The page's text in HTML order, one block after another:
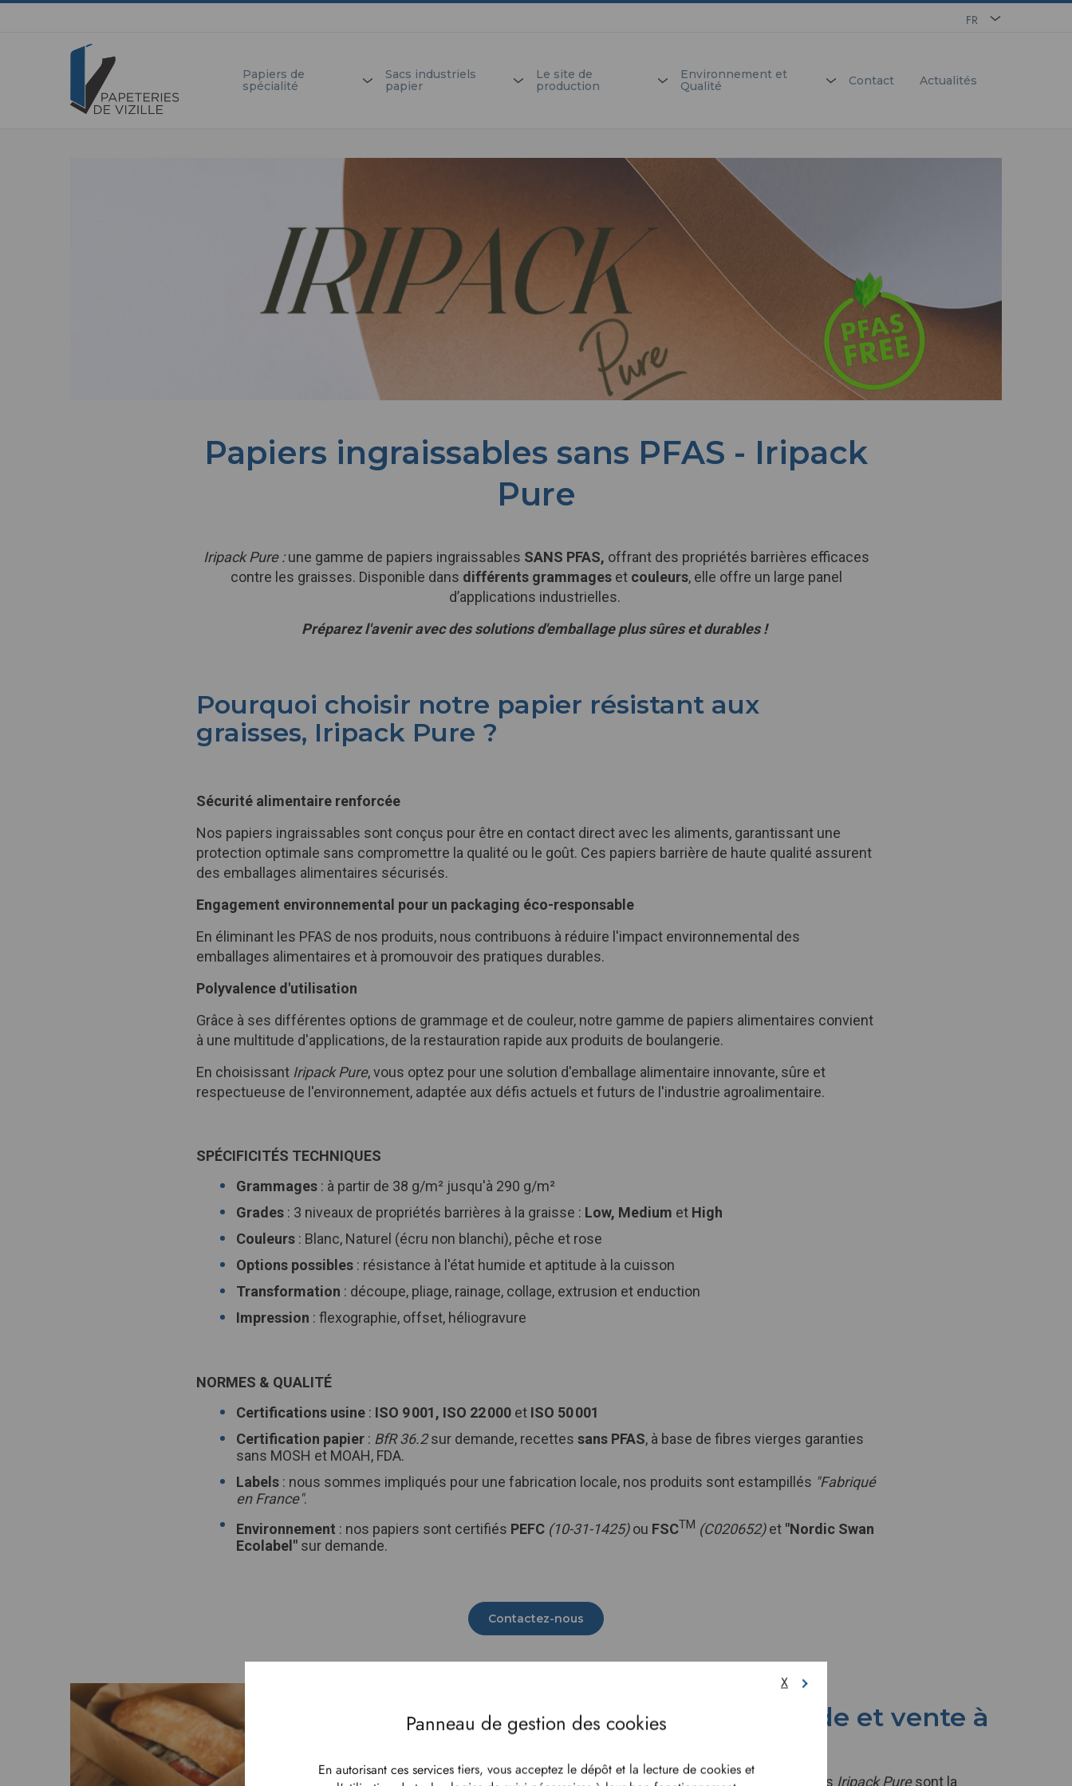
Aller
FR
Papiers de
spécialité
Sacs industriels
papier
Le site de
production
Environnement et
Qualité
Contact Actualités
Texte
Papiers ingraissables sans PFAS - Iripack
Pure
Iripack Pure :une gamme de papiers ingraissables SANS PFAS, offrant des propriétés barrières efficaces
contre les graisses. Disponible dans différents grammages et couleurs, elle offre un large panel
d’applications industrielles.
Préparez l'avenir avec des solutions d'emballage plus sûres et durables !
Pourquoi choisir notre papier résistant aux
graisses, Iripack Pure ?
Sécurité alimentaire renforcée
Nos papiers ingraissables sont conçus pour être en contact direct avec les aliments, garantissant une
protection optimale sans compromettre la qualité ou le goût. Ces papiers barrière de haute qualité assurent
des emballages alimentaires sécurisés.
Engagement environnemental pour un packaging éco-responsable
En éliminant les PFAS de nos produits, nous contribuons à réduire l'impact environnemental des
emballages alimentaires et à promouvoir des pratiques durables.
Polyvalence d'utilisation
Grâce à ses différentes options de grammage et de couleur, notre gamme de papiers alimentaires convient
à une multitude d'applications, de la restauration rapide aux produits de boulangerie.
En choisissant Iripack Pure, vous optez pour une solution d'emballage alimentaire innovante, sûre et
respectueuse de l'environnement, adaptée aux défis actuels et futurs de l'industrie agroalimentaire.
SPÉCIFICITÉS TECHNIQUES
Grammages : à partir de 38 g/m² jusqu'à 290 g/m²
Grades : 3 niveaux de propriétés barrières à la graisse : Low, Medium et High
Couleurs : Blanc, Naturel (écru non blanchi), pêche et rose
Options possibles : résistance à l'état humide et aptitude à la cuisson
Transformation : découpe, pliage, rainage, collage, extrusion et enduction
Impression : flexographie, offset, héliogravure
NORMES & QUALITÉ
Certifications usine : ISO 9 001, ISO 22 000 et ISO 50 001
Certification papier : BfR 36.2sur demande, recettes sans PFAS, à base de fibres vierges garanties
sans MOSH et MOAH, FDA.
Labels : nous sommes impliqués pour une fabrication locale, nos produits sont estampillés "Fabriqué
en France".
Environnement : nos papiers sont certifiés PEFC (10-31-1425)ou FSCTM (C020652)et "Nordic Swan
Ecolabel" sur demande.
Contactez-nous
Restauration rapide et vente à
Nos papiers alimentaires ingraissables Iripack Pure sont la
Panneau de gestion des cookies
X
En autorisant ces services tiers, vous acceptez le dépôt et la lecture de cookies et